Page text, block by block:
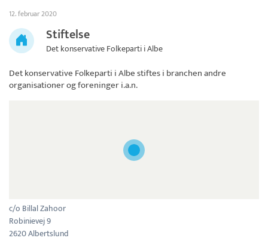
12. februar 2020
Stiftelse
Det konservative Folkeparti i Albe
Det konservative Folkeparti i Albestiftes i branchen andre
organisationer og foreninger i.a.n.
c/o Billal Zahoor
Robinievej 9
2620 Albertslund